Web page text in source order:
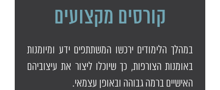
קורסים מקצועים
במהלך הלימודים ירכשו המשתתפים ידע ומיומנות
באומנות הצורפות, כך שיוכלו ליצור את עיצוביהם
האישיים ברמה גבוהה ובאופן עצמאי.